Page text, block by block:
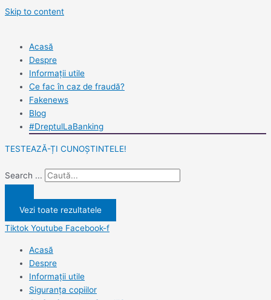
Skip to content
Acasă
Despre
Informații utile
Ce fac în caz de fraudă?
Fakenews
Blog
#DreptulLaBanking
TESTEAZĂ-ȚI CUNOȘTINTELE!
Search ...
Vezi toate rezultatele
Tiktok Youtube Facebook-f
Acasă
Despre
Informații utile
Siguranța copiilor